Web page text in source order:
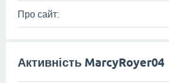
Про сайт:
Активність MarcyRoyer04